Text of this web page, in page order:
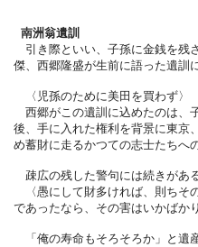
南洲翁遺訓
引き際といい、子孫に金銭を残
傑、西郷隆盛が生前に語った遺訓
〈児孫のために美田を買わず〉
西郷がこの遺訓に込めたのは、
後、手に入れた権利を背景に東京
め蓄財に走るかつての志士たちへ
疎広の残した警句には続きがある
〈愚にして財多ければ、則ちそ
であったなら、その害はいかばかり
「俺の寿命もそろそろか」と遺